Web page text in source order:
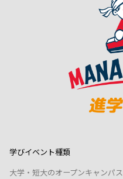
学びイベント種類
大学・短大のオープンキャンパス